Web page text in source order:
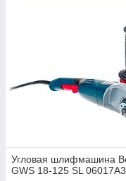
Угловая шлифмашина
GWS 18-125 SL